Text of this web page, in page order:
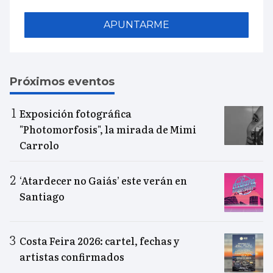
APUNTARME
Próximos eventos
Exposición fotográfica
"Photomorfosis", la mirada de Mimi
Carrolo
‘Atardecer no Gaiás’ este verán en
Santiago
Costa Feira 2026: cartel, fechas y
artistas confirmados